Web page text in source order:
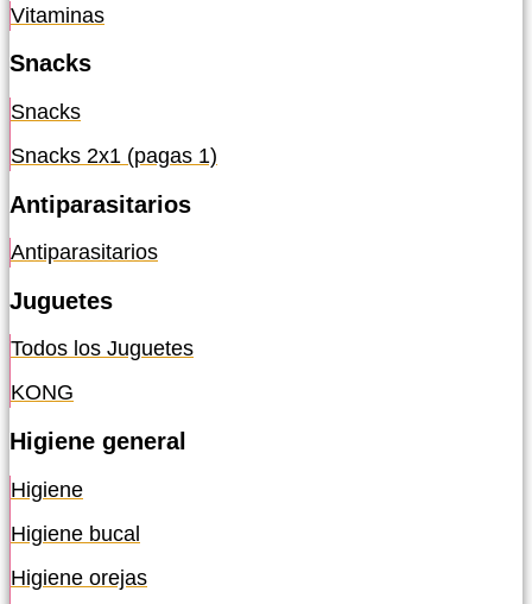
Vitaminas
Snacks
Snacks
Snacks 2x1 (pagas 1)
Antiparasitarios
Antiparasitarios
Juguetes
Todos los Juguetes
KONG
Higiene general
Higiene
Higiene bucal
Higiene orejas